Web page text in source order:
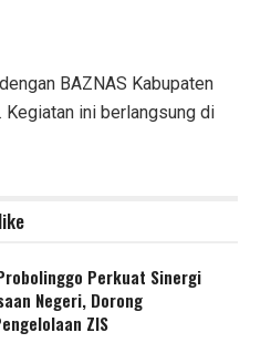
BAZNAS Kabupaten
Kegiatan ini berlangsung di
Perkuat Sinergi
Negeri, Dorong
ZIS